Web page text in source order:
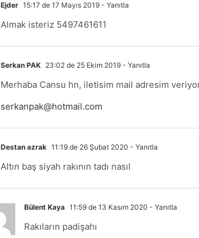
Ejder 15:17 de 17 Mayıs 2019 - Yanıtla
Almak isteriz 5497461611
Serkan PAK 23:02 de 25 Ekim 2019 - Yanıtla
Merhaba Cansu hn, iletisim mail adresim
serkanpak@hotmail.com
Destan azrak 11:19 de 26 Şubat 2020 - Yanıtla
Altın baş siyah rakının tadı nasıl
Bülent Kaya 11:59 de 13 Kasım 2020 - Yanıtla
Rakıların padişahı